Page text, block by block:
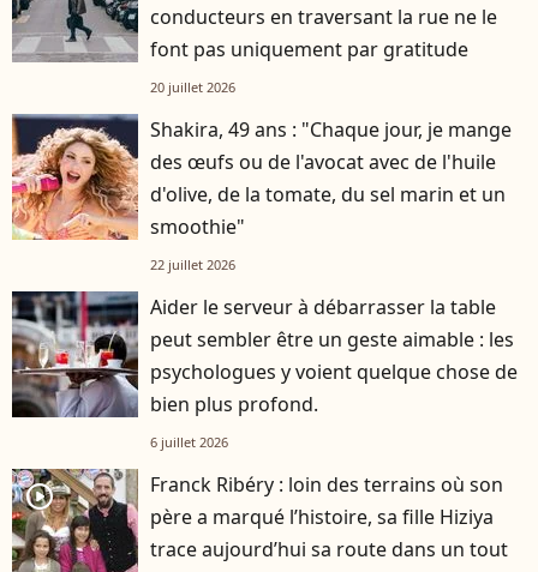
conducteurs en traversant la rue ne le
font pas uniquement par gratitude
20 juillet 2026
Shakira, 49 ans : "Chaque jour, je mange
des œufs ou de l'avocat avec de l'huile
d'olive, de la tomate, du sel marin et un
smoothie"
22 juillet 2026
Aider le serveur à débarrasser la table
peut sembler être un geste aimable : les
psychologues y voient quelque chose de
bien plus profond.
6 juillet 2026
player2
Franck Ribéry : loin des terrains où son
père a marqué l’histoire, sa fille Hiziya
trace aujourd’hui sa route dans un tout